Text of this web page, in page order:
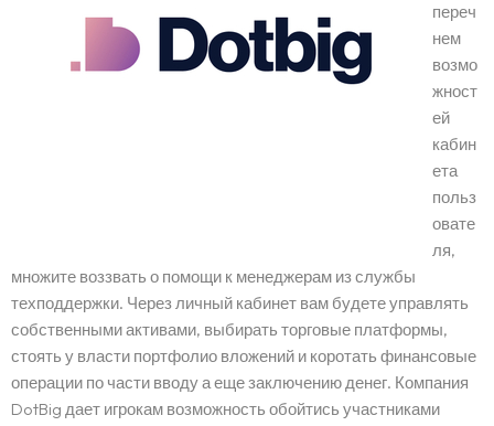
переч
нем
возмо
жност
ей
кабин
ета
польз
овате
ля,
множите воззвать о помощи к менеджерам из службы
техподдержки. Через личный кабинет вам будете управлять
собственными активами, выбирать торговые платформы,
стоять у власти портфолио вложений и коротать финансовые
операции по части вводу а еще заключению денег. Компания
DotBig дает игрокам возможность обойтись участниками